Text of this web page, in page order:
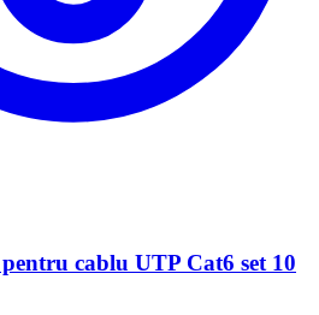
cablu UTP Cat6 set 10